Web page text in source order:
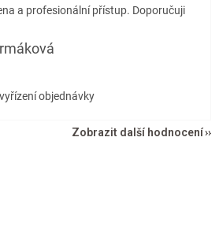
a profesionální přístup. Doporučuji
obchodu je 5 z 5 hvězdiček.
objednávky
Zobrazit další hodnocení